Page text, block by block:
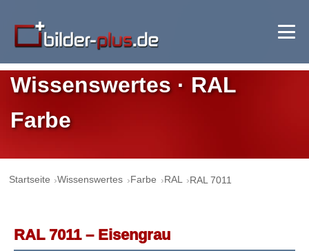
Wissenswertes · RAL
Farbe
Startseite Wissenswertes Farbe RAL RAL 7011
RAL 7011 – Eisengrau